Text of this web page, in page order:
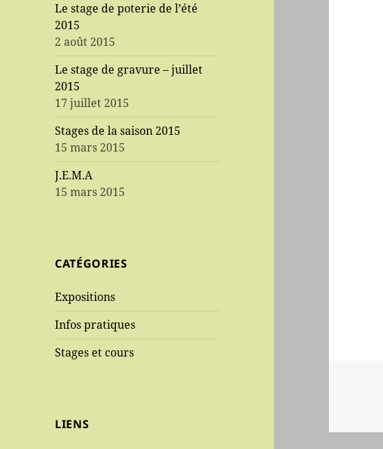
Le stage de poterie de l’été
2015
2 août 2015
Le stage de gravure – juillet
2015
17 juillet 2015
Stages de la saison 2015
15 mars 2015
J.E.M.A
15 mars 2015
CATÉGORIES
Expositions
Infos pratiques
Stages et cours
LIENS